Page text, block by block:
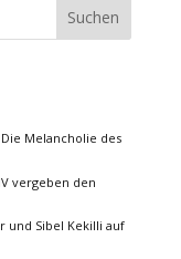
Melancholie des
vergeben den
und Sibel Kekilli auf